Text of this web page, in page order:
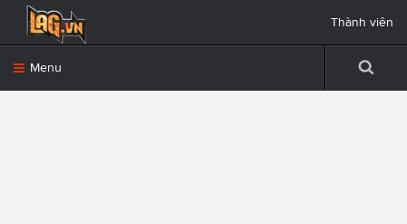
Menu
Thành viên